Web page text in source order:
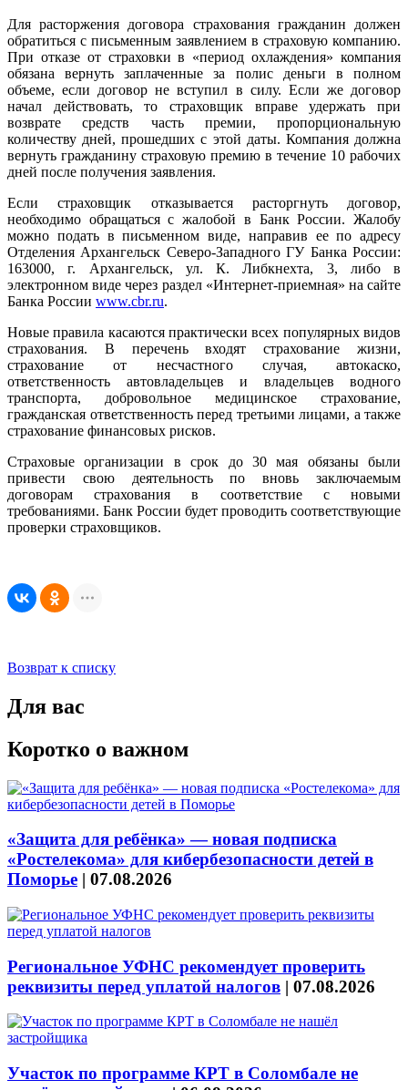
Для расторжения договора страхования гражданин должен
обратиться с письменным заявлением в страховую компанию.
При отказе от страховки в «период охлаждения» компания
обязана вернуть заплаченные за полис деньги в полном
объеме, если договор не вступил в силу. Если же договор
начал действовать, то страховщик вправе удержать при
возврате средств часть премии, пропорциональную
количеству дней, прошедших с этой даты. Компания должна
вернуть гражданину страховую премию в течение 10 рабочих
дней после получения заявления.
Если страховщик отказывается расторгнуть договор,
необходимо обращаться с жалобой в Банк России. Жалобу
можно подать в письменном виде, направив ее по адресу
Отделения Архангельск Северо-Западного ГУ Банка России:
163000, г. Архангельск, ул. К. Либкнехта, 3, либо в
электронном виде через раздел «Интернет-приемная» на сайте
Банка России www.cbr.ru.
Новые правила касаются практически всех популярных видов
страхования. В перечень входят страхование жизни,
страхование от несчастного случая, автокаско,
ответственность автовладельцев и владельцев водного
транспорта, добровольное медицинское страхование,
гражданская ответственность перед третьими лицами, а также
страхование финансовых рисков.
Страховые организации в срок до 30 мая обязаны были
привести свою деятельность по вновь заключаемым
договорам страхования в соответствие с новыми
требованиями. Банк России будет проводить соответствующие
проверки страховщиков.
Возврат к списку
Для вас
Коротко о важном
«Защита для ребёнка» — новая подписка
«Ростелекома» для кибербезопасности детей в
Поморье | 07.08.2026
Региональное УФНС рекомендует проверить
реквизиты перед уплатой налогов | 07.08.2026
Участок по программе КРТ в Соломбале не